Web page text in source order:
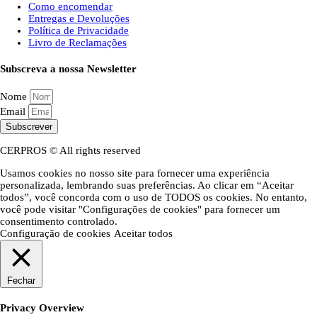
Como encomendar
Entregas e Devoluções
Política de Privacidade
Livro de Reclamações
Subscreva a nossa Newsletter
Nome
Email
Subscrever
CERPROS © All rights reserved
Usamos cookies no nosso site para fornecer uma experiência
personalizada, lembrando suas preferências. Ao clicar em “Aceitar
todos”, você concorda com o uso de TODOS os cookies. No entanto,
você pode visitar "Configurações de cookies" para fornecer um
consentimento controlado.
Configuração de cookies Aceitar todos
Fechar
Privacy Overview